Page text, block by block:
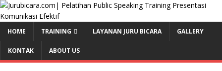
HOME TRAINING LAYANAN JURU BICARA GALLERY
KONTAK ABOUT US